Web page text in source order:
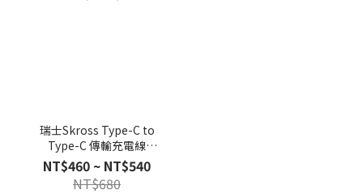
瑞士Skross Type-C to
Type-C 傳輸充電線
15cm,1.2m,2m
NT$460 ~ NT$540
NT$680